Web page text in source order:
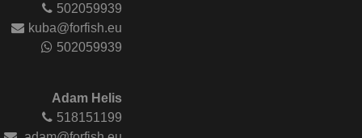
502059939
kuba@forfish.eu
502059939
Adam Helis
518151199